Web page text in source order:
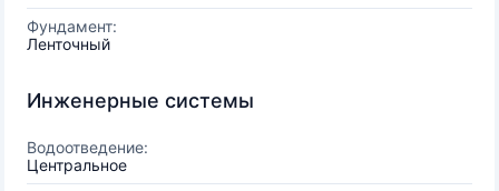
Фундамент:
Ленточный
Инженерные системы
Водоотведение:
Центральное